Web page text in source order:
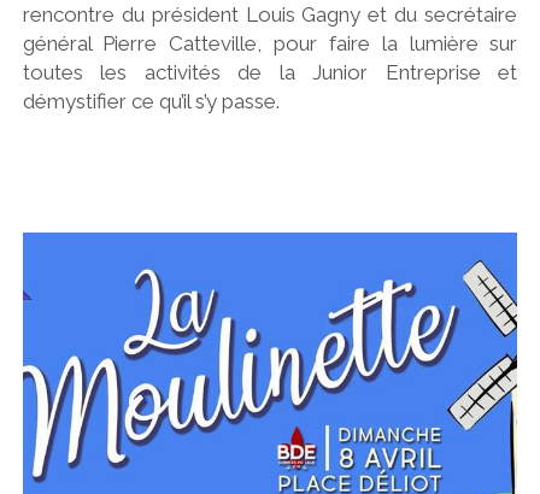
rencontre du président Louis Gagny et du secrétaire
général Pierre Catteville, pour faire la lumière sur
toutes les activités de la Junior Entreprise et
démystifier ce qu’il s’y passe.